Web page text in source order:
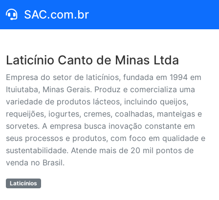
SAC.com.br
Laticínio Canto de Minas Ltda
Empresa do setor de laticínios, fundada em 1994 em
Ituiutaba, Minas Gerais. Produz e comercializa uma
variedade de produtos lácteos, incluindo queijos,
requeijões, iogurtes, cremes, coalhadas, manteigas e
sorvetes. A empresa busca inovação constante em
seus processos e produtos, com foco em qualidade e
sustentabilidade. Atende mais de 20 mil pontos de
venda no Brasil.
Laticínios